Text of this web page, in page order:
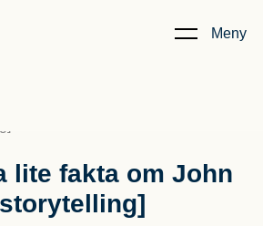
Meny
lite fakta om John